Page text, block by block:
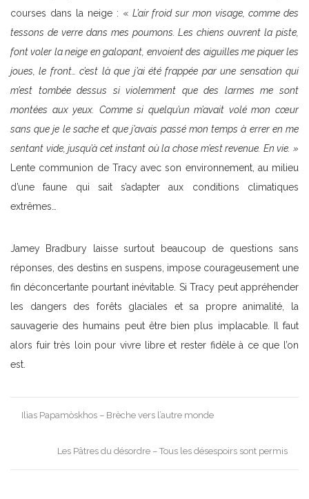
courses dans la neige : « L’air froid sur mon visage, comme des
tessons de verre dans mes poumons. Les chiens ouvrent la piste,
font voler la neige en galopant, envoient des aiguilles me piquer les
joues, le front… c’est là que j’ai été frappée par une sensation qui
m’est tombée dessus si violemment que des larmes me sont
montées aux yeux. Comme si quelqu’un m’avait volé mon cœur
sans que je le sache et que j’avais passé mon temps à errer en me
sentant vide, jusqu’à cet instant où la chose m’est revenue. En vie. »
Lente communion de Tracy avec son environnement, au milieu
d’une faune qui sait s’adapter aux conditions climatiques
extrêmes…
Jamey Bradbury laisse surtout beaucoup de questions sans
réponses, des destins en suspens, impose courageusement une
fin déconcertante pourtant inévitable. Si Tracy peut appréhender
les dangers des forêts glaciales et sa propre animalité, la
sauvagerie des humains peut être bien plus implacable. Il faut
alors fuir très loin pour vivre libre et rester fidèle à ce que l’on
est.
Post
Ilìas Papamòskhos – Brèche vers l’autre monde
Les Pâtres du désordre – Tous les désespoirs sont permis